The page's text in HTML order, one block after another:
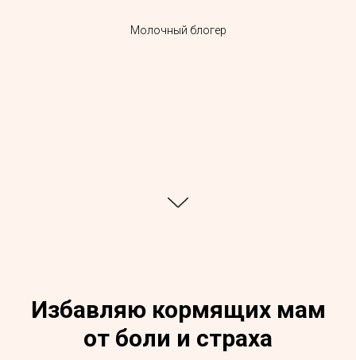
Молочный блогер
Избавляю кормящих мам
от боли и страха